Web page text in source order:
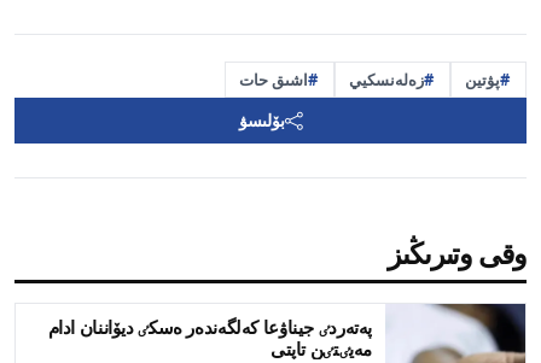
پۋتين زەلەنسكيي اشىق حات
بۆلىسۋ
وقى وتىرىڭىز
پەتەردٸ جيناۋعا كەلگەندەر ەسكٸ ديۆاننان ادام
مەيٸتٸن تاپتى